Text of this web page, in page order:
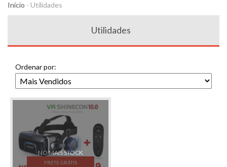
Início - Utilidades
Utilidades
Ordenar por:
FRETE GRÁTIS
NO MAIS STOCK